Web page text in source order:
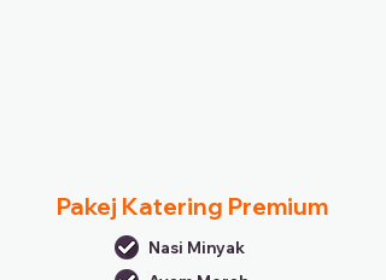
Pakej Katering Premium
Nasi Minyak